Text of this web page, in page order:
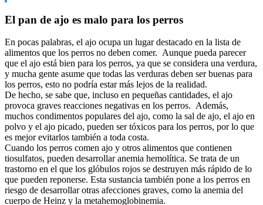
El pan de ajo es malo para los perros
En pocas palabras, el ajo ocupa un lugar destacado en la lista de
alimentos que los perros no deben comer. Aunque pueda parecer
que el ajo está bien para los perros, ya que se considera una verdura,
y mucha gente asume que todas las verduras deben ser buenas para
los perros, esto no podría estar más lejos de la realidad.
De hecho, se sabe que, incluso en pequeñas cantidades, el ajo
provoca graves reacciones negativas en los perros. Además,
muchos condimentos populares del ajo, como la sal de ajo, el ajo en
polvo y el ajo picado, pueden ser tóxicos para los perros, por lo que
es mejor evitarlos también a toda costa.
Cuando los perros comen ajo y otros alimentos que contienen
tiosulfatos, pueden desarrollar anemia hemolítica. Se trata de un
trastorno en el que los glóbulos rojos se destruyen más rápido de lo
que pueden reponerse. Esta sustancia también pone a los perros en
riesgo de desarrollar otras afecciones graves, como la anemia del
cuerpo de Heinz y la metahemoglobinemia.